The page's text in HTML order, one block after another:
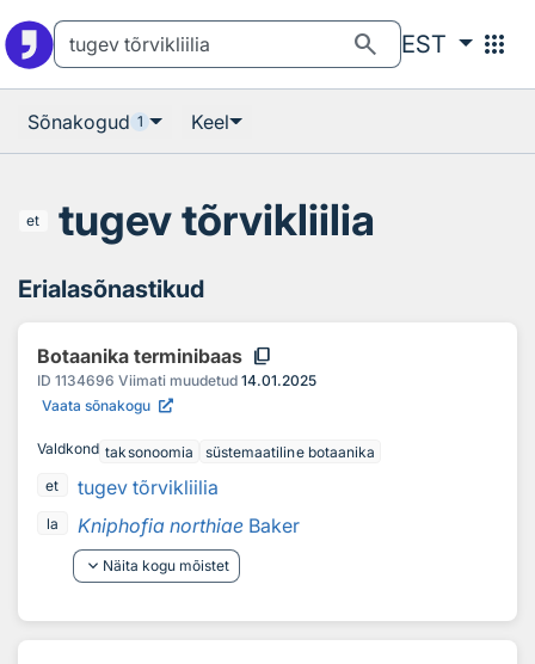
search EST apps
Sõnakogud 1 Keel
et tugev tõrvikliilia
Erialasõnastikud
Botaanika terminibaas content_copy
ID 1134696 Viimati muudetud 14.01.2025
Vaata sõnakogu
Valdkond taksonoomia
süstemaatiline botaanika
et
tugev tõrvikliilia
la Kniphofia northiae Baker
keyboard_arrow_down Näita kogu mõistet